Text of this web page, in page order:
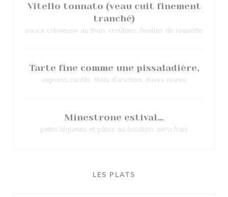
Vitello tonnato (veau cuit finement
tranché)
sauce crémeuse au thon, croûtons, feuilles de roquette
Tarte fine comme une pissaladière,
oignons confits, filets d’anchois, olives noires
Minestrone estival…
petits légumes et pâtes au bouillon, servi frais
LES PLATS